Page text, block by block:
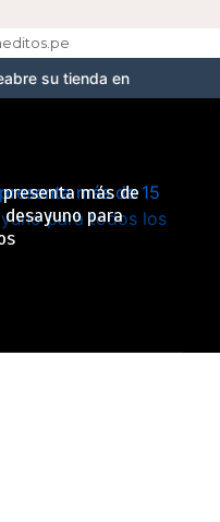
en Jockey Plaza con el
más de
para